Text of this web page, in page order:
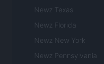
Newz Texas
Newz Florida
Newz New York
Newz Pennsylvania